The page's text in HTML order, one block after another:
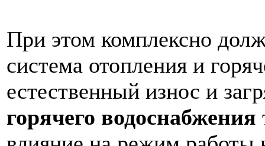
При этом комплексно
система отопления и
естественный износ и
горячего водоснабжения